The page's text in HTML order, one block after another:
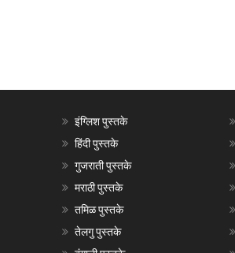
इंग्लिश पुस्तके
हिंदी पुस्तके
गुजराती पुस्तके
मराठी पुस्तके
तमिळ पुस्तके
तेलगु पुस्तके